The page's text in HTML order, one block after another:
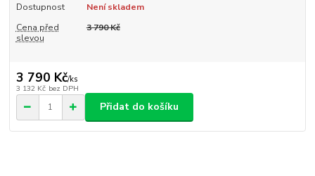
Dostupnost
Není skladem
Cena před
slevou
3 790 Kč
3 790 Kč/ks
3 132 Kč bez DPH
Přidat do košíku